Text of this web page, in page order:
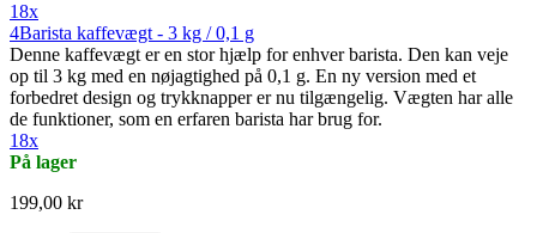
18x
4Barista kaffevægt - 3 kg / 0,1 g
Denne kaffevægt er en stor hjælp for enhver barista. Den kan veje
op til 3 kg med en nøjagtighed på 0,1 g. En ny version med et
forbedret design og trykknapper er nu tilgængelig. Vægten har alle
de funktioner, som en erfaren barista har brug for.
18x
På lager
199,00 kr